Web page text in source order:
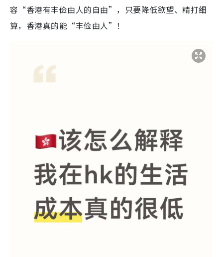
容“香港有丰俭由人的自由”，只要降低欲望、精打细
算，香港真的能“丰俭由人”！